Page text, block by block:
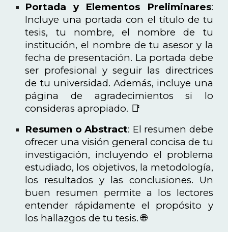
Portada y Elementos Preliminares:
Incluye una portada con el título de tu
tesis, tu nombre, el nombre de tu
institución, el nombre de tu asesor y la
fecha de presentación. La portada debe
ser profesional y seguir las directrices
de tu universidad. Además, incluye una
página de agradecimientos si lo
consideras apropiado. 📑
Resumen o Abstract: El resumen debe
ofrecer una visión general concisa de tu
investigación, incluyendo el problema
estudiado, los objetivos, la metodología,
los resultados y las conclusiones. Un
buen resumen permite a los lectores
entender rápidamente el propósito y
los hallazgos de tu tesis. 🌐